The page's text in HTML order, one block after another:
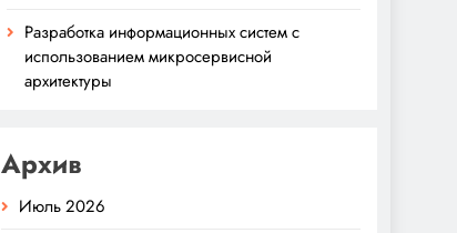
Разработка информационных систем с
использованием микросервисной
архитектуры
Архив
Июль 2026